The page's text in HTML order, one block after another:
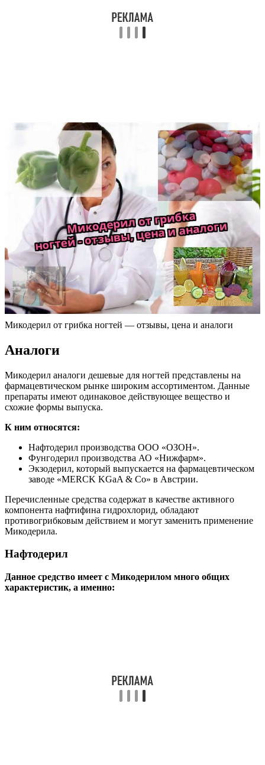
Микодерил от грибка ногтей — отзывы, цена и аналоги
Аналоги
Микодерил аналоги дешевые для ногтей представлены на
фармацевтическом рынке широким ассортиментом. Данные
препараты имеют одинаковое действующее вещество и
схожие формы выпуска.
К ним относятся:
Нафтодерил производства ООО «ОЗОН».
Фунгодерил производства АО «Нижфарм».
Экзодерил, который выпускается на фармацевтическом
заводе «MERCK KGaA & Co» в Австрии.
Перечисленные средства содержат в качестве активного
компонента нафтифина гидрохлорид, обладают
противогрибковым действием и могут заменить применение
Микодерила.
Нафтодерил
Данное средство имеет с Микодерилом много общих
характеристик, а именно: